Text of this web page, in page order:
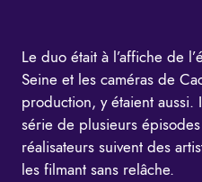
Le duo était à l’affiche de
Seine et les caméras de
production, y étaient aussi.
série de plusieurs
réalisateurs suivent des
les filmant sans relâche.